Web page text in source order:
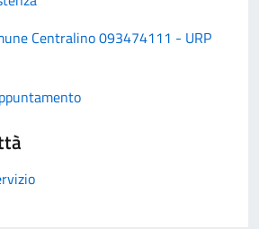
Centralino 093474111 - URP